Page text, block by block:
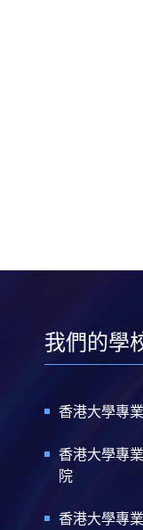
我們的學
香港大學專
香港大學專
院
香港大學專